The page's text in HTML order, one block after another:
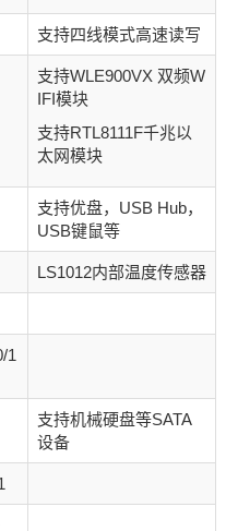
支持四线模式高速读写
支持WLE900VX 双频W
IFI模块
支持RTL8111F千兆以
太网模块
支持优盘，USB Hub，
USB键鼠等
LS1012内部温度传感器
1
支持机械硬盘等SATA
设备